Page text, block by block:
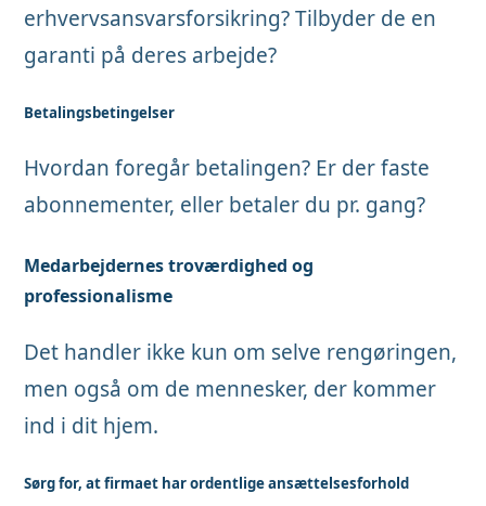
erhvervsansvarsforsikring? Tilbyder de en
garanti på deres arbejde?
Betalingsbetingelser
Hvordan foregår betalingen? Er der faste
abonnementer, eller betaler du pr. gang?
Medarbejdernes troværdighed og
professionalisme
Det handler ikke kun om selve rengøringen,
men også om de mennesker, der kommer
ind i dit hjem.
Sørg for, at firmaet har ordentlige ansættelsesforhold